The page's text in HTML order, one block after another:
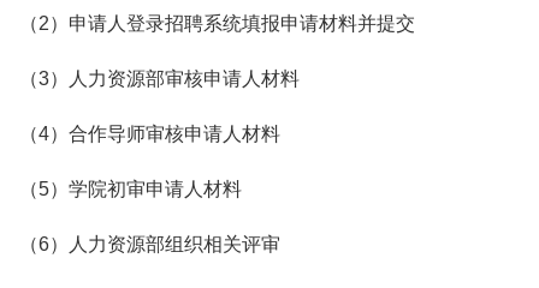
（2）申请人登录招聘系统填报申请材料并提交
（3）人力资源部审核申请人材料
（4）合作导师审核申请人材料
（5）学院初审申请人材料
（6）人力资源部组织相关评审